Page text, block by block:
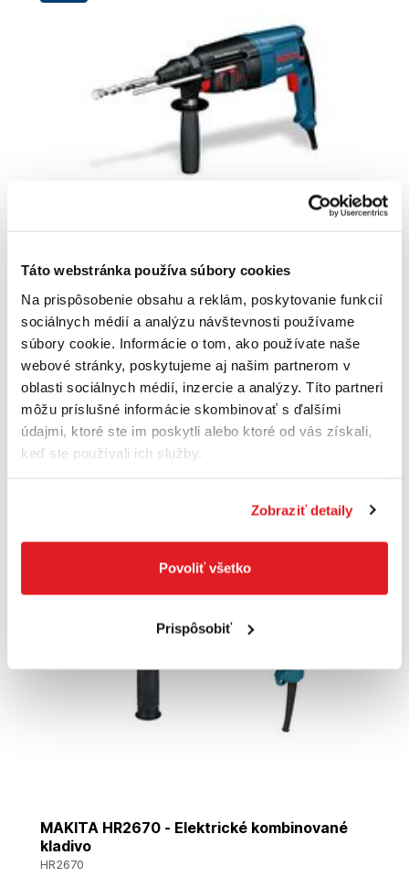
Táto webstránka používa súbory cookies
Na prispôsobenie obsahu a reklám, poskytovanie funkcií
sociálnych médií a analýzu návštevnosti používame
súbory cookie. Informácie o tom, ako používate naše
webové stránky, poskytujeme aj našim partnerom v
oblasti sociálnych médií, inzercie a analýzy. Títo partneri
môžu príslušné informácie skombinovať s ďalšími
údajmi, ktoré ste im poskytli alebo ktoré od vás získali,
keď ste používali ich služby.
Zobraziť detaily
Povoliť všetko
Prispôsobiť
BOSCH GBH 2-26 DRE Professional -
0611253708 - Vŕtacie kladivo s upínaním
SDS-plus
0611253708
227,60 €
165 ,90 €
134,88 €bez DPH
Na sklade
Akcia
MAKITA HR2670 - Elektrické kombinované
kladivo
HR2670